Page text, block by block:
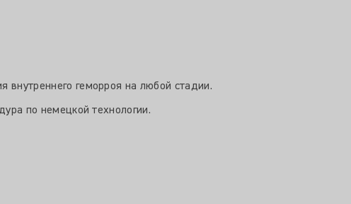
внутреннего геморроя на любой стадии.
по немецкой технологии.